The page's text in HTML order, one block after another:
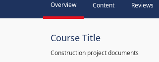
Overview Content Reviews
Course Title
Construction project documents